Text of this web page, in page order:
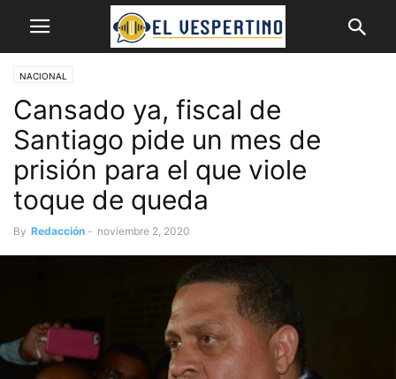
NACIONAL
Cansado ya, fiscal de
Santiago pide un mes de
prisión para el que viole
toque de queda
By Redacción - noviembre 2, 2020